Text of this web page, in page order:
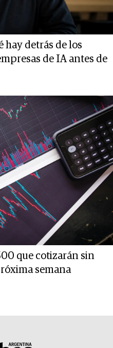
hay detrás de los
de IA antes de
que cotizarán sin
semana